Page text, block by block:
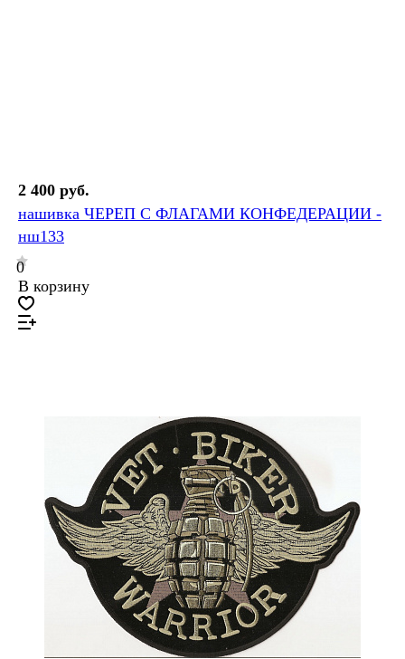
2 400 руб.
нашивка ЧЕРЕП С ФЛАГАМИ КОНФЕДЕРАЦИИ -
нш133
0
В корзину